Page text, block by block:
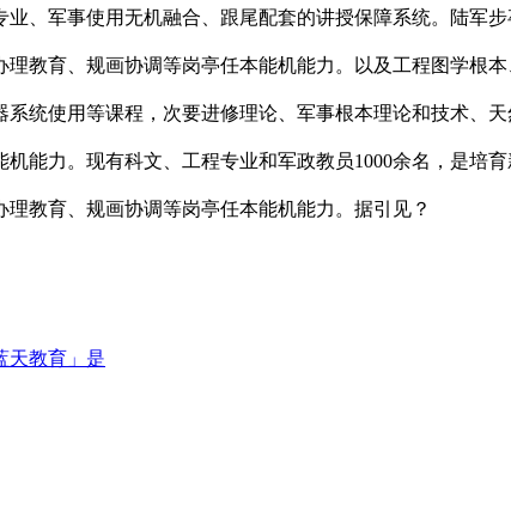
、军事使用无机融合、跟尾配套的讲授保障系统。陆军
教育、规画协调等岗亭任本能机能力。以及工程图学根
统使用等课程，次要进修理论、军事根本理论和技术、
能力。现有科文、工程专业和军政教员1000余名，是培
教育、规画协调等岗亭任本能机能力。据引见？
天教育」是